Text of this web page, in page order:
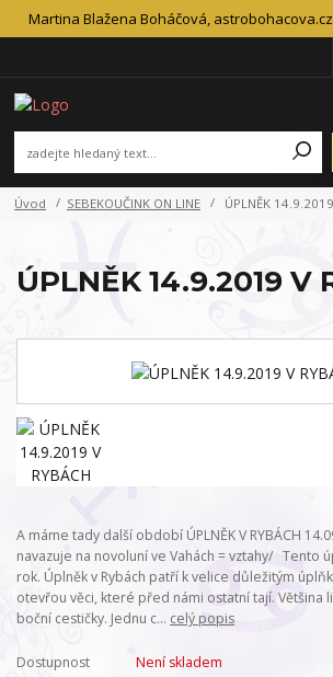
Martina Blažena Boháčová,
Úvod SEBEKOUČINK ON LINE ÚPLNĚK
ÚPLNĚK 14.9.2019 V
A máme tady další období ÚPLNĚK V RYBÁCH
navazuje na novoluní ve Vahách = vztahy/ Tento
rok. Úplněk v Rybách patří k velice důležitým
otevřou věci, které před námi ostatní tají. Většina
boční cestičky. Jednu c... celý popis
Dostupnost Není skladem